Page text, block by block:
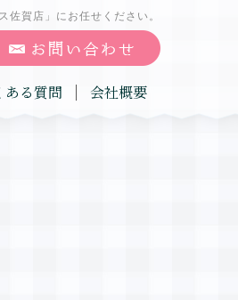
佐賀店」にお任せください。
ある質問 会社概要